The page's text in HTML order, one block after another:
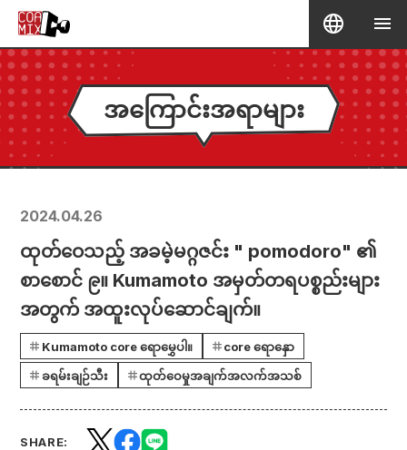
အကြောင်းအရာများ
2024.04.26
ထုတ်ဝေသည့် အခမဲ့မဂ္ဂဇင်း " pomodoro" ၏
စာစောင် ၉။ Kumamoto အမှတ်တရပစ္စည်းများ
အတွက် အထူးလုပ်ဆောင်ချက်။
Kumamoto core ရောမွှေပါ။
core ရောနှော
ခရမ်းချဉ်သီး
ထုတ်ဝေမှုအချက်အလက်အသစ်
SHARE: